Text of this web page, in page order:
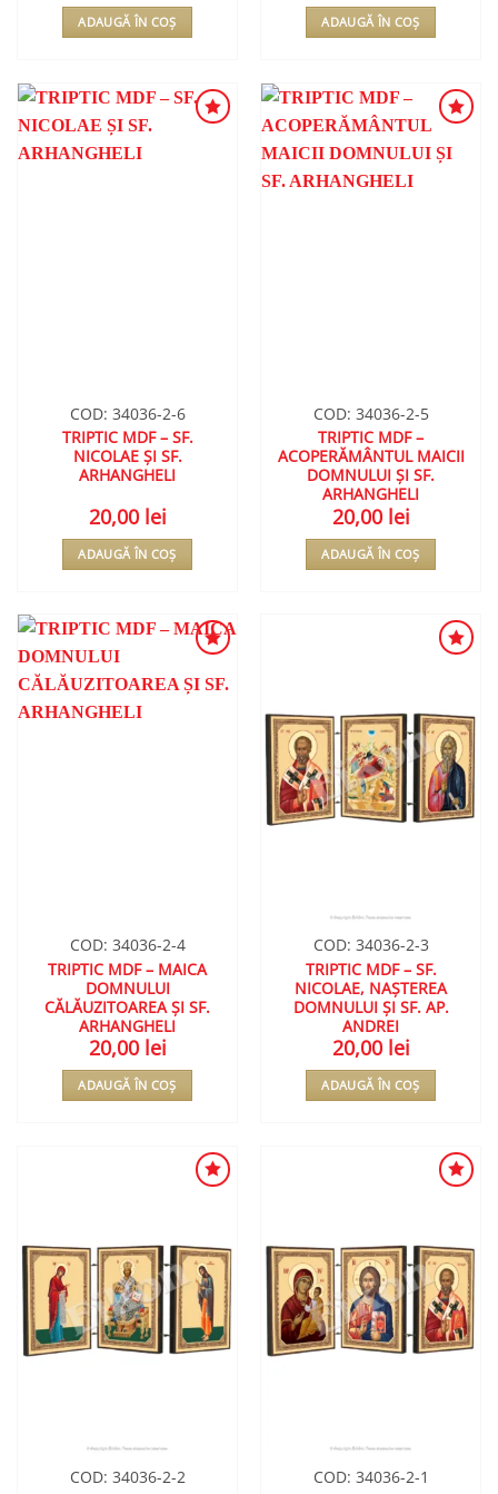
ADAUGĂ ÎN COȘ ADAUGĂ ÎN COȘ
COD: 34036-2-6
TRIPTIC MDF – SF.
NICOLAE ȘI SF.
ARHANGHELI
20,00 lei
ADAUGĂ ÎN COȘ
ÎN
COD: 34036-2-5
TRIPTIC MDF –
ACOPERĂMÂNTUL MAICII
DOMNULUI ȘI SF.
ARHANGHELI
20,00 lei
ADAUGĂ ÎN COȘ
ÎN
COD: 34036-2-4
TRIPTIC MDF – MAICA
DOMNULUI
CĂLĂUZITOAREA ȘI SF.
ARHANGHELI
20,00 lei
ADAUGĂ ÎN COȘ
COD: 34036-2-3
TRIPTIC MDF – SF.
NICOLAE, NAȘTEREA
DOMNULUI ȘI SF. AP.
ANDREI
20,00 lei
ADAUGĂ ÎN COȘ
COD: 34036-2-2
COD: 34036-2-1